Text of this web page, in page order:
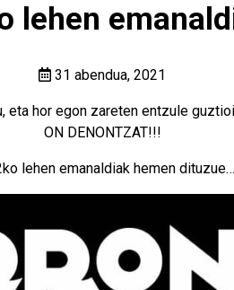
lehen
31 abendua, 2021
hor egon zareten entzule guztioi
ON DENONTZAT!!!
lehen emanaldiak hemen dituzue…